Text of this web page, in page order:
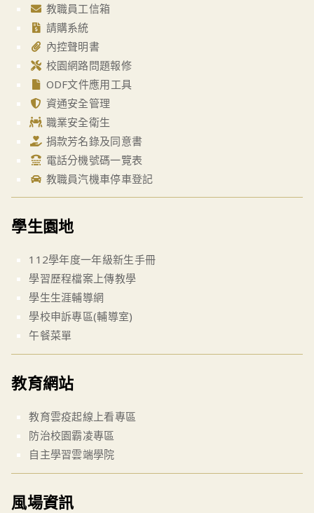
教職員工信箱
請購系統
內控聲明書
校園網路問題報修
ODF文件應用工具
資通安全管理
職業安全衛生
捐款芳名錄及同意書
電話分機號碼一覽表
教職員汽機車停車登記
學生園地
112學年度一年級新生手冊
學習歷程檔案上傳教學
學生生涯輔導網
學校申訴專區(輔導室)
午餐菜單
教育網站
教育雲疫起線上看專區
防治校園霸凌專區
自主學習雲端學院
風場資訊